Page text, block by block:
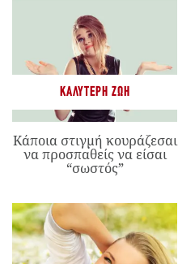
ΚΑΛΎΤΕΡΗ ΖΩΉ
Κάποια στιγμή κουράζεσαι
να προσπαθείς να είσαι
“σωστός”